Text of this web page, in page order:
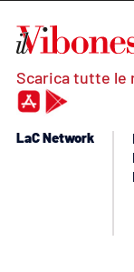
Scarica tutte le
LaC Network